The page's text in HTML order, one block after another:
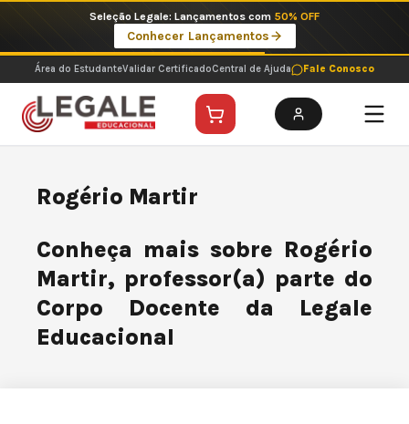
o
conteúdo
Seleção Legale: Lançamentos com 50% OFF
Conhecer Lançamentos
Área do EstudanteValidar CertificadoCentral de Ajuda Fale Conosco
Rogério Martir
Conheça mais sobre Rogério
Martir, professor(a) parte do
Corpo Docente da Legale
Educacional